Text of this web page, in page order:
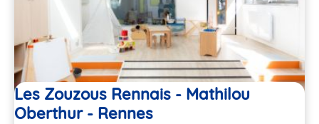
Les Zouzous Rennais - Mathilou
Oberthur - Rennes